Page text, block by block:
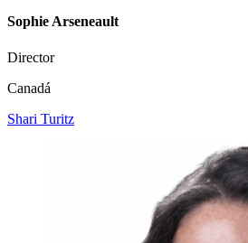
Sophie Arseneault
Director
Canadá
Shari Turitz